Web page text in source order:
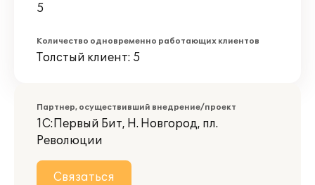
5
Количество одновременно работающих клиентов
Толстый клиент: 5
Партнер, осуществивший внедрение/проект
1С:Первый Бит, Н. Новгород, пл.
Революции
Связаться